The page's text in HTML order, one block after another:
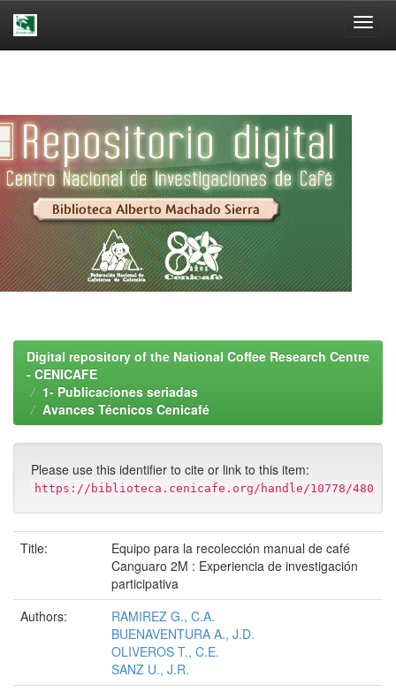
Digital repository of the National Coffee Research Centre
- CENICAFE
1- Publicaciones seriadas
Avances Técnicos Cenicafé
Please use this identifier to cite or link to this item:
https://biblioteca.cenicafe.org/handle/10778/480
Title:
Equipo para la recolección manual de café
Canguaro 2M : Experiencia de investigación
participativa
Authors:
RAMIREZ G., C.A.
BUENAVENTURA A., J.D.
OLIVEROS T., C.E.
SANZ U., J.R.